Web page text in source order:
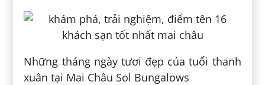
Những tháng ngày tươi đẹp của tuổi thanh
xuân tại Mai Châu Sol Bungalows